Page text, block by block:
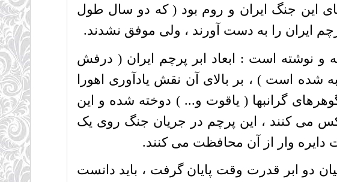
این جنگ ایران و روم بود ( که دو سال طول
ایران را به دست آورند ، ولی موفق نشدند.
نوشته است : ابعاد ابر پرچم ایران ( درفش
شده است ) ، بر بالای آن نقش یادآوری اهورا
گرانبها ( یاقوت و... ) دوخته شده و این
می کنند ، این پرچم در جریان جنگ روی یک
دایره وار از آن محافظت می کنند.
یک پیمان صلح میان دو ابر قدرت وقت پایان گرفت ، باید دانست